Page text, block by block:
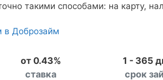
такими способами: на карту,
в Доброзайм
от 0.43%
ставка
1 - 365
срок